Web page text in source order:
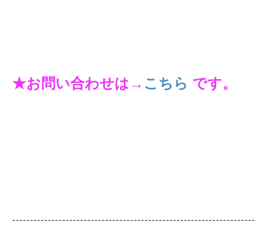
★お問い合わせは→ こちら です。
--------------------------------------------------------------------